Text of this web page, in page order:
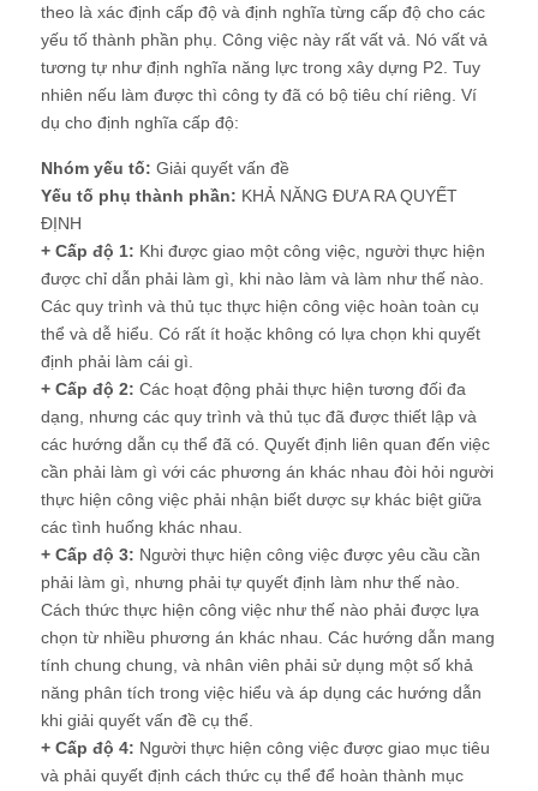
theo là xác định cấp độ và định nghĩa từng cấp độ cho các
yếu tố thành phần phụ. Công việc này rất vất vả. Nó vất vả
tương tự như định nghĩa năng lực trong xây dựng P2. Tuy
nhiên nếu làm được thì công ty đã có bộ tiêu chí riêng. Ví
dụ cho định nghĩa cấp độ:
Nhóm yếu tố: Giải quyết vấn đề
Yếu tố phụ thành phần: KHẢ NĂNG ĐƯA RA QUYẾT
ĐỊNH
+ Cấp độ 1: Khi được giao một công việc, người thực hiện
được chỉ dẫn phải làm gì, khi nào làm và làm như thế nào.
Các quy trình và thủ tục thực hiện công việc hoàn toàn cụ
thể và dễ hiểu. Có rất ít hoặc không có lựa chọn khi quyết
định phải làm cái gì.
+ Cấp độ 2: Các hoạt động phải thực hiện tương đối đa
dạng, nhưng các quy trình và thủ tục đã được thiết lập và
các hướng dẫn cụ thể đã có. Quyết định liên quan đến việc
cần phải làm gì với các phương án khác nhau đòi hỏi người
thực hiện công việc phải nhận biết dược sự khác biệt giữa
các tình huống khác nhau.
+ Cấp độ 3: Người thực hiện công việc được yêu cầu cần
phải làm gì, nhưng phải tự quyết định làm như thế nào.
Cách thức thực hiện công việc như thế nào phải được lựa
chọn từ nhiều phương án khác nhau. Các hướng dẫn mang
tính chung chung, và nhân viên phải sử dụng một số khả
năng phân tích trong việc hiểu và áp dụng các hướng dẫn
khi giải quyết vấn đề cụ thể.
+ Cấp độ 4: Người thực hiện công việc được giao mục tiêu
và phải quyết định cách thức cụ thể để hoàn thành mục